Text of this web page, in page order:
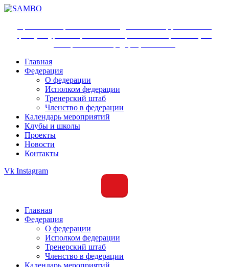
Главная
Федерация
О федерации
Исполком федерации
Тренерский штаб
Членство в федерации
Календарь мероприятий
Клубы и школы
Проекты
Новости
Контакты
Vk Instagram
Главная
Федерация
О федерации
Исполком федерации
Тренерский штаб
Членство в федерации
Календарь мероприятий